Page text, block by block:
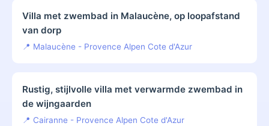
Villa met zwembad in Malaucène, op loopafstand
van dorp
📍 Malaucène - Provence Alpen Cote d'Azur
Rustig, stijlvolle villa met verwarmde zwembad in
de wijngaarden
📍 Cairanne - Provence Alpen Cote d'Azur